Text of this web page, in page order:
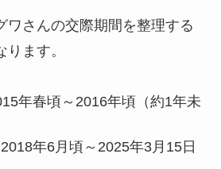
ワさんの交際期間を整理する
ます。
年春頃～2016年頃（約1年未
年6月頃～2025年3月15日